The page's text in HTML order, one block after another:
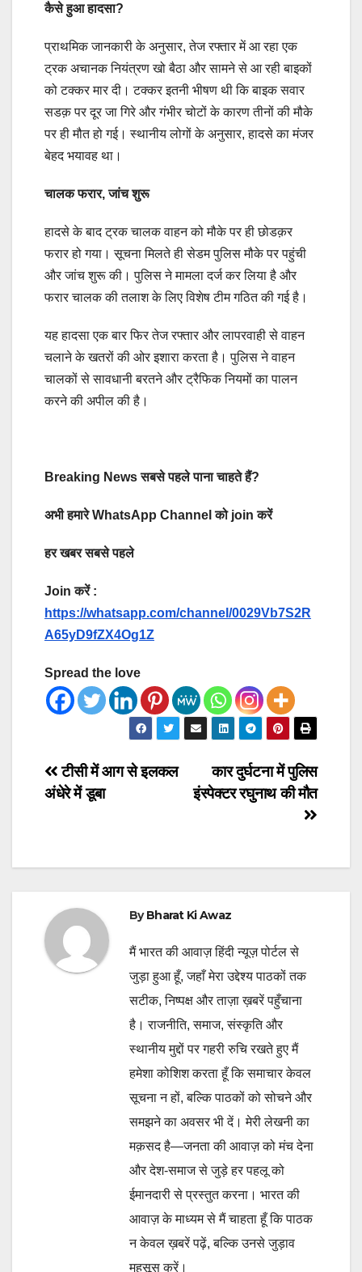
कैसे हुआ हादसा?
प्राथमिक जानकारी के अनुसार, तेज रफ्तार में आ रहा एक
ट्रक अचानक नियंत्रण खो बैठा और सामने से आ रही बाइकों
को टक्कर मार दी। टक्कर इतनी भीषण थी कि बाइक सवार
सडक़ पर दूर जा गिरे और गंभीर चोटों के कारण तीनों की मौके
पर ही मौत हो गई। स्थानीय लोगों के अनुसार, हादसे का मंजर
बेहद भयावह था।
चालक फरार, जांच शुरू
हादसे के बाद ट्रक चालक वाहन को मौके पर ही छोडक़र
फरार हो गया। सूचना मिलते ही सेडम पुलिस मौके पर पहुंची
और जांच शुरू की। पुलिस ने मामला दर्ज कर लिया है और
फरार चालक की तलाश के लिए विशेष टीम गठित की गई है।
यह हादसा एक बार फिर तेज रफ्तार और लापरवाही से वाहन
चलाने के खतरों की ओर इशारा करता है। पुलिस ने वाहन
चालकों से सावधानी बरतने और ट्रैफिक नियमों का पालन
करने की अपील की है।
Breaking News सबसे पहले पाना चाहते हैं?
अभी हमारे WhatsApp Channel को join करें
हर खबर सबसे पहले
Join करें :
https://whatsapp.com/channel/0029Vb7S2R
A65yD9fZX4Og1Z
Spread the love
Post
navigation
कार दुर्घटना में पुलिस
इंस्पेक्टर रघुनाथ की मौत
टीसी में आग से इलकल
अंधेरे में डूबा
ByBharat Ki Awaz
मैं भारत की आवाज़ हिंदी न्यूज़ पोर्टल से
जुड़ा हुआ हूँ, जहाँ मेरा उद्देश्य पाठकों तक
सटीक, निष्पक्ष और ताज़ा ख़बरें पहुँचाना
है। राजनीति, समाज, संस्कृति और
स्थानीय मुद्दों पर गहरी रुचि रखते हुए मैं
हमेशा कोशिश करता हूँ कि समाचार केवल
सूचना न हों, बल्कि पाठकों को सोचने और
समझने का अवसर भी दें। मेरी लेखनी का
मक़सद है—जनता की आवाज़ को मंच देना
और देश-समाज से जुड़े हर पहलू को
ईमानदारी से प्रस्तुत करना। भारत की
आवाज़ के माध्यम से मैं चाहता हूँ कि पाठक
न केवल ख़बरें पढ़ें, बल्कि उनसे जुड़ाव
महसूस करें।